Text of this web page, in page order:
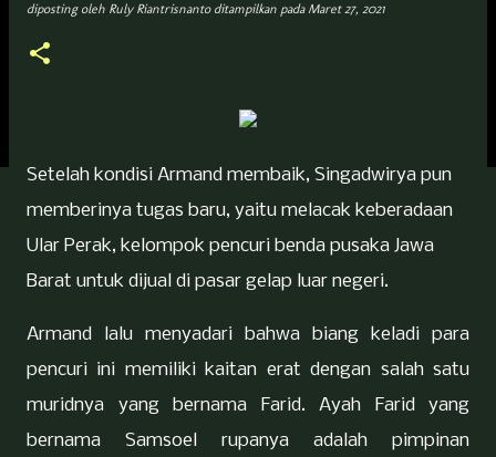
diposting oleh Ruly Riantrisnanto ditampilkan padaMaret 27, 2021
Setelah kondisi Armand membaik, Singadwirya pun
memberinya tugas baru, yaitu melacak keberadaan
Ular Perak, kelompok pencuri benda pusaka Jawa
Barat untuk dijual di pasar gelap luar negeri.
Armand lalu menyadari bahwa biang keladi para
pencuri ini memiliki kaitan erat dengan salah satu
muridnya yang bernama Farid. Ayah Farid yang
bernama Samsoel rupanya adalah pimpinan